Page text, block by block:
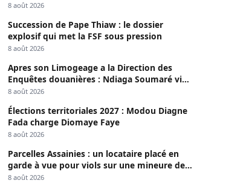
DG de la RTS)
mais des milliards déjà en circulation
8 août 2026
Succession de Pape Thiaw : le dossier
explosif qui met la FSF sous pression
8 août 2026
Apres son Limogeage a la Direction des
Enquêtes douanières : Ndiaga Soumaré vide
son sac
8 août 2026
Élections territoriales 2027 : Modou Diagne
Fada charge Diomaye Faye
8 août 2026
Parcelles Assainies : un locataire placé en
garde à vue pour viols sur une mineure de
13 ans
8 août 2026